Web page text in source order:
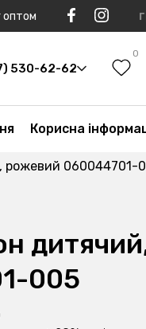
оптом
530-62-62
0
Корисна
рожевий 060044701-
005